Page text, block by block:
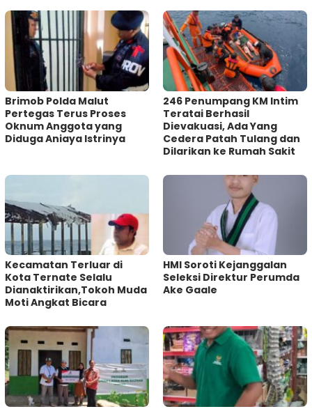
Brimob Polda Malut
Pertegas Terus Proses
Oknum Anggota yang
Diduga Aniaya Istrinya
246 Penumpang KM Intim
Teratai Berhasil
Dievakuasi, Ada Yang
Cedera Patah Tulang dan
Dilarikan ke Rumah Sakit
Kecamatan Terluar di
Kota Ternate Selalu
Dianaktirikan,Tokoh Muda
Moti Angkat Bicara
HMI Soroti Kejanggalan
Seleksi Direktur Perumda
Ake Gaale